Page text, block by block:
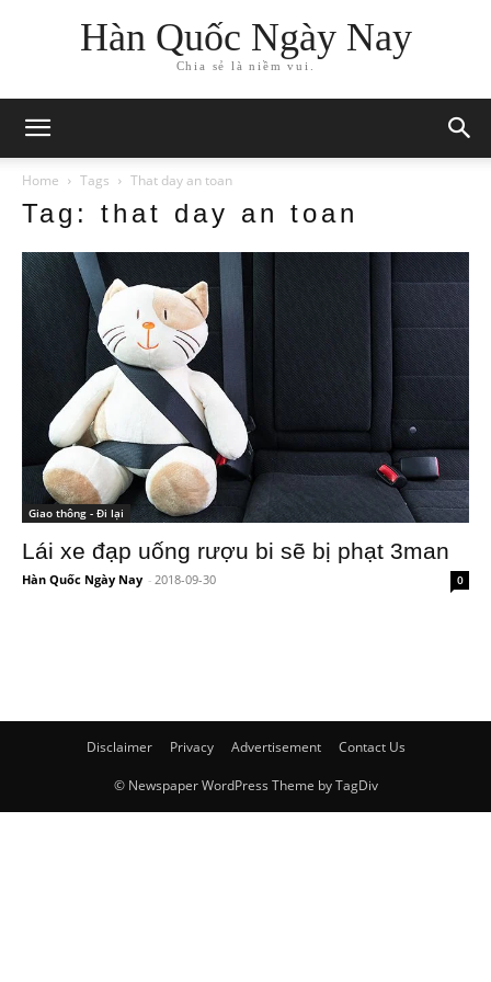
Hàn Quốc Ngày Nay
Chia sẻ là niềm vui.
Home Tags That day an toan
Tag: that day an toan
Giao thông - Đi lại
Lái xe đạp uống rượu bi sẽ bị phạt 3man
Hàn Quốc Ngày Nay - 2018-09-30 0
Disclaimer Privacy Advertisement Contact Us
© Newspaper WordPress Theme by TagDiv